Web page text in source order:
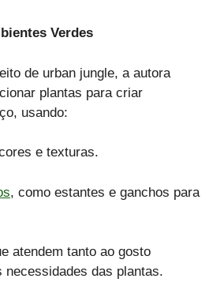
Verdes
de urban jungle, a autora
plantas para criar
usando:
e texturas.
, como estantes e ganchos para
atendem tanto ao gosto
necessidades das plantas.